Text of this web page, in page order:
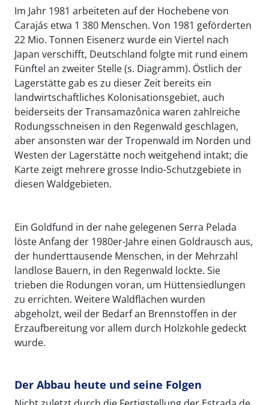
Im Jahr 1981 arbeiteten auf der Hochebene von
Carajás etwa 1 380 Menschen. Von 1981 geförderten
22 Mio. Tonnen Eisenerz wurde ein Viertel nach
Japan verschifft, Deutschland folgte mit rund einem
Fünftel an zweiter Stelle (s. Diagramm). Östlich der
Lagerstätte gab es zu dieser Zeit bereits ein
landwirtschaftliches Kolonisationsgebiet, auch
beiderseits der Transamazônica waren zahlreiche
Rodungsschneisen in den Regenwald geschlagen,
aber ansonsten war der Tropenwald im Norden und
Westen der Lagerstätte noch weitgehend intakt; die
Karte zeigt mehrere grosse Indio-Schutzgebiete in
diesen Waldgebieten.
Ein Goldfund in der nahe gelegenen Serra Pelada
löste Anfang der 1980er-Jahre einen Goldrausch aus,
der hunderttausende Menschen, in der Mehrzahl
landlose Bauern, in den Regenwald lockte. Sie
trieben die Rodungen voran, um Hüttensiedlungen
zu errichten. Weitere Waldflächen wurden
abgeholzt, weil der Bedarf an Brennstoffen in der
Erzaufbereitung vor allem durch Holzkohle gedeckt
wurde.
Der Abbau heute und seine Folgen